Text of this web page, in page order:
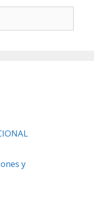
y